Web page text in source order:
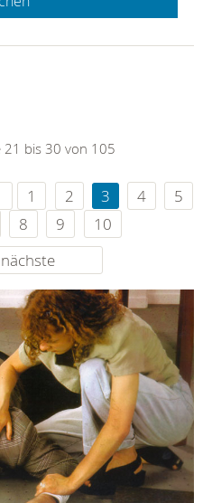
21 bis 30 von 105
1 2 3 4
5
8 9
10
nächste